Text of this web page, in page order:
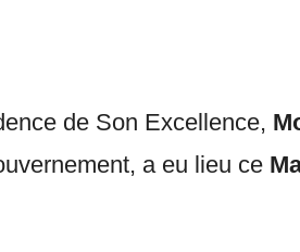
de Son Excellence,
a eu lieu ce